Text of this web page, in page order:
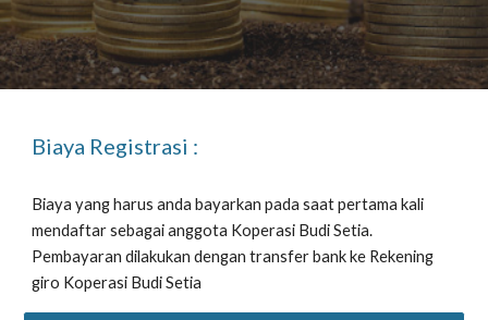
Biaya Registrasi :
Biaya yang harus anda bayarkan pada saat pertama kali
mendaftar sebagai anggota Koperasi Budi Setia.
Pembayaran dilakukan dengan transfer bank ke Rekening
giro Koperasi Budi Setia